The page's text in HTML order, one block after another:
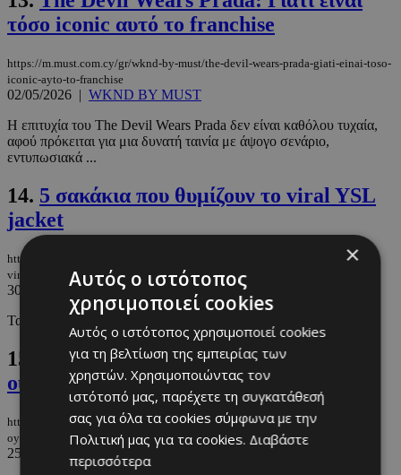
τόσο iconic αυτό το franchise
https://m.must.com.cy/gr/wknd-by-must/the-devil-wears-prada-giati-einai-toso-
iconic-ayto-to-franchise
02/05/2026 | WKND BY MUST
Η επιτυχία του The Devil Wears Prada δεν είναι καθόλου τυχαία,
αφού πρόκειται για μια δυνατή ταινία με άψογο σενάριο,
εντυπωσιακά ...
14. 5 σακάκια που θυμίζουν το viral YSL
jacket
https://m.must.com.cy/gr/fashion/fashion-news/5-sakakia-poy-thymizoyn-to-
viral-ysl-jacket
30/04/2026|FASHION NEWS
Τα σακάκια που δίνουν «YSL vibes» χωρίς την ακριβή ετικέτα.
15.
Αφαιρούν οι Runnfluencers από την
ουσία του αθλήματος του μαραθωνίου;
https://m.must.com.cy/gr/wknd-by-must/afairoyn-oi-runnfluencers-apo-tin-
oysia-toy-athlimatos-toy-marathonioy
25/04/2026
WKND BY MUST
×
Αυτός ο ιστότοπος
χρησιμοποιεί cookies
Αυτός ο ιστότοπος χρησιμοποιεί cookies
για τη βελτίωση της εμπειρίας των
χρηστών. Χρησιμοποιώντας τον
ιστότοπό μας, παρέχετε τη συγκατάθεσή
σας για όλα τα cookies σύμφωνα με την
Πολιτική μας για τα cookies. Διαβάστε
περισσότερα